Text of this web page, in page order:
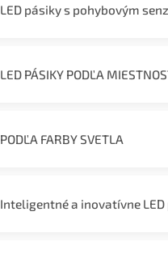
LED pásiky s pohybovým
LED PÁSIKY PODĽA
PODĽA FARBY SVETLA
Inteligentné a inovatívne LED